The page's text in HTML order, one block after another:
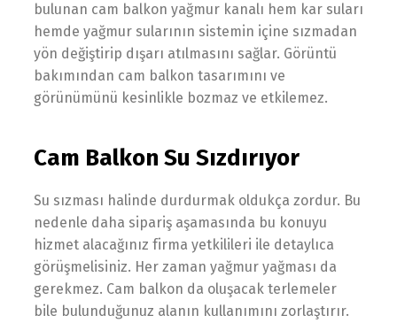
bulunan cam balkon yağmur kanalı hem kar suları
hemde yağmur sularının sistemin içine sızmadan
yön değiştirip dışarı atılmasını sağlar. Görüntü
bakımından cam balkon tasarımını ve
görünümünü kesinlikle bozmaz ve etkilemez.
Cam Balkon Su Sızdırıyor
Su sızması halinde durdurmak oldukça zordur. Bu
nedenle daha sipariş aşamasında bu konuyu
hizmet alacağınız firma yetkilileri ile detaylıca
görüşmelisiniz. Her zaman yağmur yağması da
gerekmez. Cam balkon da oluşacak terlemeler
bile bulunduğunuz alanın kullanımını zorlaştırır.